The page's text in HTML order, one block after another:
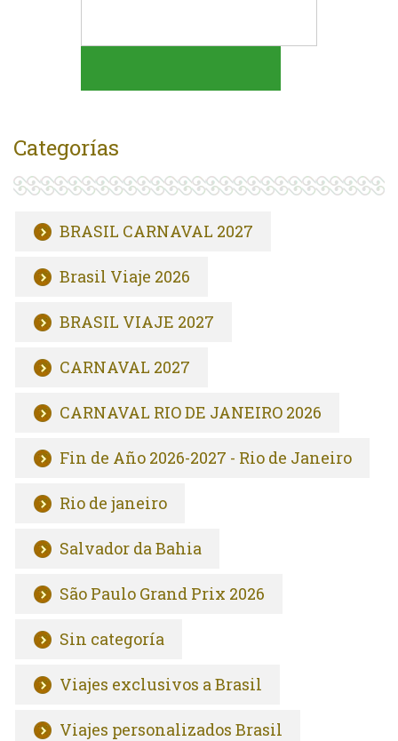
Categorías
BRASIL CARNAVAL 2027
Brasil Viaje 2026
BRASIL VIAJE 2027
CARNAVAL 2027
CARNAVAL RIO DE JANEIRO 2026
Fin de Año 2026-2027 - Rio de Janeiro
Rio de janeiro
Salvador da Bahia
São Paulo Grand Prix 2026
Sin categoría
Viajes exclusivos a Brasil
Viajes personalizados Brasil